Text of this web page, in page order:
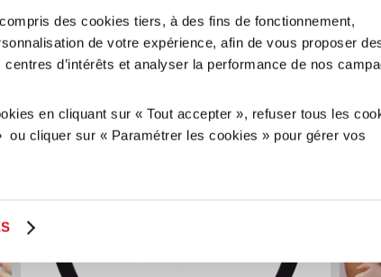
des cookies tiers, à des fins de fonctionnement,
de votre expérience, afin de vous proposer
d’intérêts et analyser la performance de nos
en cliquant sur « Tout accepter », refuser tous les
ou cliquer sur « Paramétrer les cookies » pour gérer vos